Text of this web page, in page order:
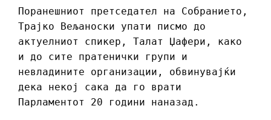
Поранешниот претседател на Собранието,
Трајко Вељаноски упати писмо до
актуелниот спикер, Талат Џафери, како
и до сите пратенички групи и
невладините организации, обвинувајќи
дека некој сака да го врати
Парламентот 20 години наназад.